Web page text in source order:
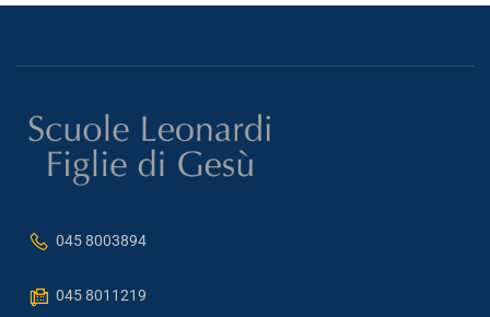
045 8003894
045 8011219